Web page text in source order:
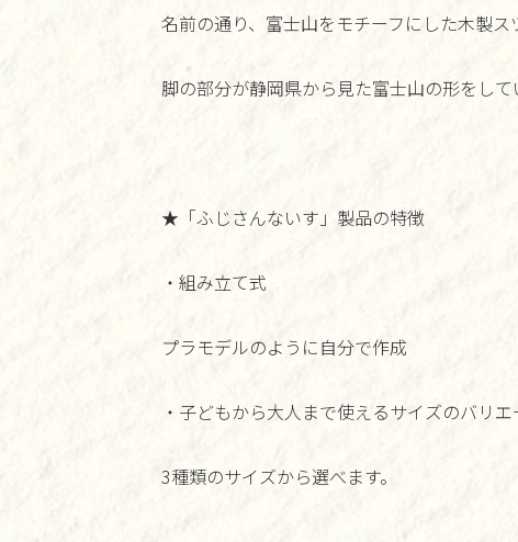
名前の通り、富士山をモチーフにした木製ス
脚の部分が静岡県から見た富士山の形をして
★「ふじさんないす」製品の特徴
・組み立て式
プラモデルのように自分で作成
・子どもから大人まで使えるサイズのバリ
3種類のサイズから選べます。